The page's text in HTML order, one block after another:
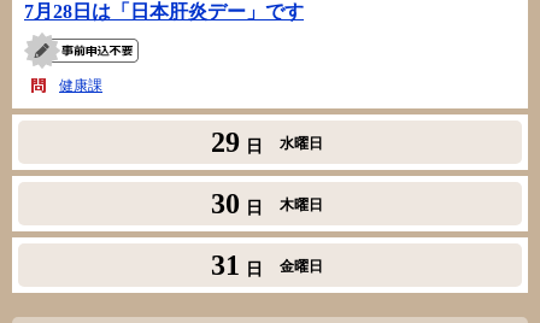
7月28日は「日本肝炎デー」です
健康課
29 日 水曜日
30 日 木曜日
31 日 金曜日